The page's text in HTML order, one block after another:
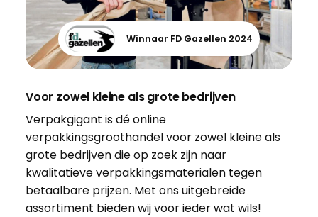
Winnaar FD Gazellen 2024
Voor zowel kleine als grote bedrijven
Verpakgigant is dé online
verpakkingsgroothandel voor zowel kleine als
grote bedrijven die op zoek zijn naar
kwalitatieve verpakkingsmaterialen tegen
betaalbare prijzen. Met ons uitgebreide
assortiment bieden wij voor ieder wat wils!